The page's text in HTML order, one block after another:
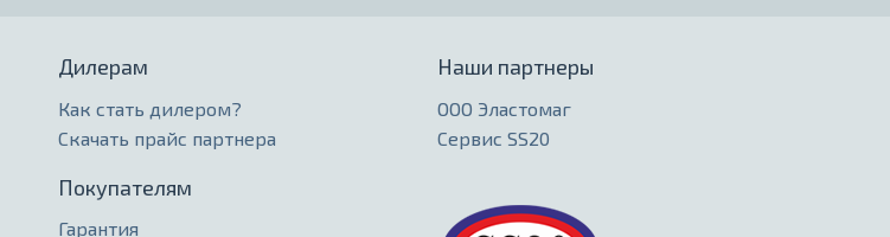
Дилерам
Как стать дилером?
Скачать прайс партнера
Покупателям
Гарантия
Наши партнеры
ООО Эластомаг
Сервис SS20